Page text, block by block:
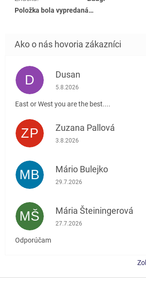
Položka bola vypredaná…
D Dusan
Hodnotenie obchodu je 5 z 5
5.8.2026
East or West you are the best....
ZP Zuzana Pallová
Hodnotenie obchodu je 5 z 5
3.8.2026
MB Mário Bulejko
Hodnotenie obchodu je 5 z 5
29.7.2026
MŠ Mária Šteiningerová
Hodnotenie obchodu je 5 z 5
27.7.2026
Odporúčam